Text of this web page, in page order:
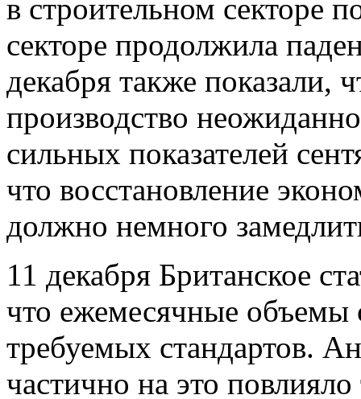
в строительном секторе
секторе продолжила
декабря также показали,
производство
сильных показателей
что восстановление
должно немного
11 декабря Британское
что ежемесячные объемы
требуемых стандартов.
частично на это